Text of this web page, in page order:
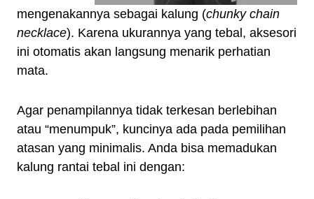
mengenakannya sebagai kalung (chunky chain
necklace). Karena ukurannya yang tebal, aksesori
ini otomatis akan langsung menarik perhatian
mata.
Agar penampilannya tidak terkesan berlebihan
atau “menumpuk”, kuncinya ada pada pemilihan
atasan yang minimalis. Anda bisa memadukan
kalung rantai tebal ini dengan: